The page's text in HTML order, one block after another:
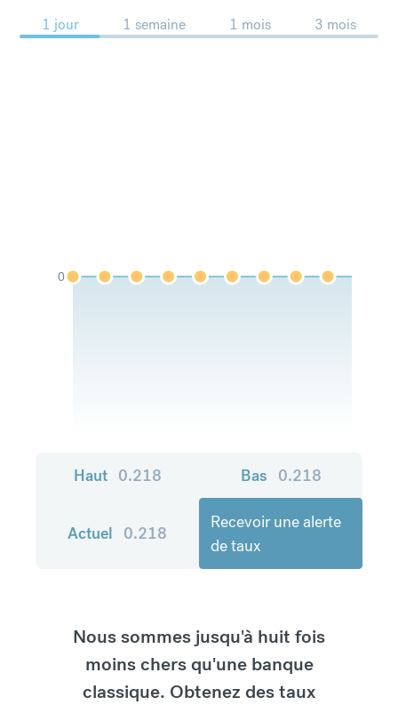
1 jour 1 semaine 1 mois 3 mois
0
Haut 0.218 Bas 0.218
Actuel 0.218
Recevoir une alerte
de taux
Nous sommes jusqu'à huit fois
moins chers qu'une banque
classique. Obtenez des taux